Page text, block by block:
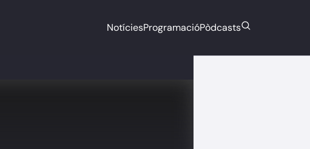
NotíciesProgramacióPòdcasts